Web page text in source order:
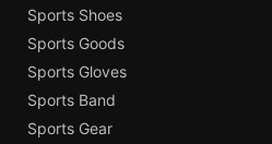
Sports Shoes
Sports Goods
Sports Gloves
Sports Band
Sports Gear